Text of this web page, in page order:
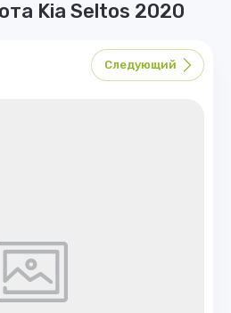
Kia Seltos 2020
Следующий